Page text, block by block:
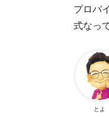
プロバ
式なっ
とよ